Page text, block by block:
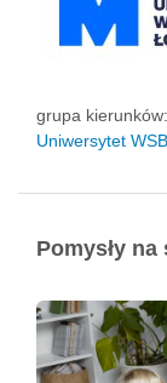
grupa kierunków:
Uniwersytet
Pomysły